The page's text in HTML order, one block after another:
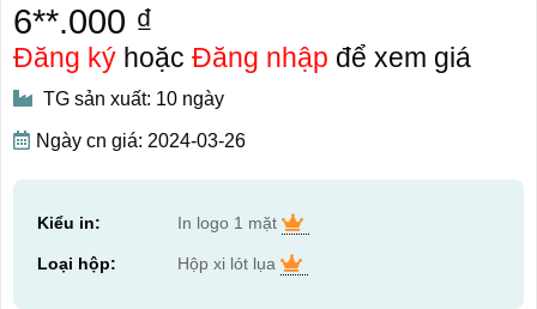
6**.000 ₫
Đăng kýhoặc Đăng nhập để xem giá
TG sản xuất: 10 ngày
Ngày cn giá: 2024-03-26
Kiểu in: In logo 1 mặt
Loại hộp: Hộp xi lót lụa